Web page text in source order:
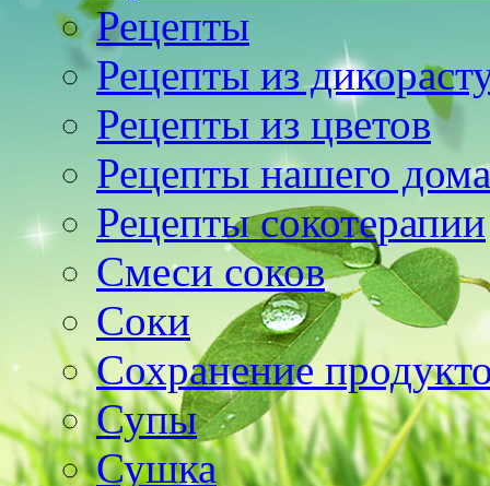
Рецепты
Рецепты из
Рецепты из цветов
Рецепты нашего дома
Рецепты сокотерапии
Смеси соков
Соки
Сохранение
Супы
Сушка